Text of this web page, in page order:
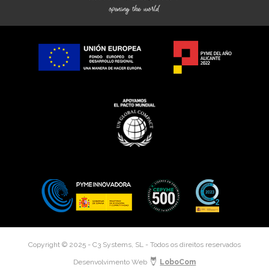
Copyright © 2025 - C3 Systems, SL - Todos os direitos reservados
Desenvolvimento Web LoboCom